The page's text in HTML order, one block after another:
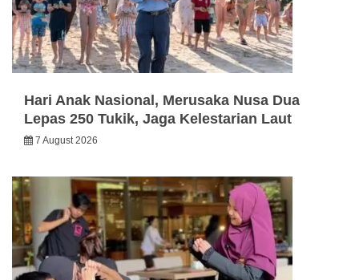
Hari Anak Nasional, Merusaka Nusa Dua
Lepas 250 Tukik, Jaga Kelestarian Laut
7 August 2026